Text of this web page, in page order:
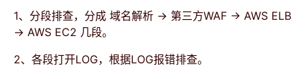
1、分段排查，分成 域名解析 -> 第三方WAF -> AWS ELB
-> AWS EC2 几段。
2、各段打开LOG，根据LOG报错排查。